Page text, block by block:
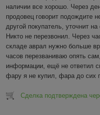
наличии все хорошо. Через
продовец говорит подождите
другой покупатель, уточнит
Никто не перезвонил. Через
складе аврал нужно больше
часов перезваниваю опять
информации, ещё не ответил
фару я не купил, фара до сих
Сделка подтверждена